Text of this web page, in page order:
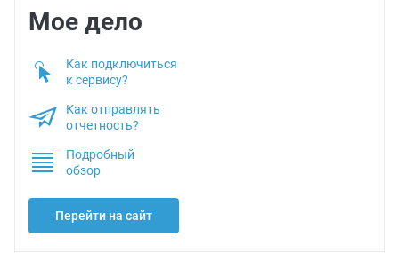
Мое дело
Как подключиться
к сервису?
Как отправлять
отчетность?
Подробный
обзор
Перейти на сайт